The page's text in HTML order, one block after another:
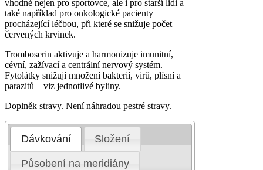
vhodné nejen pro sportovce, ale i pro starší lidi a
také například pro onkologické pacienty
procházející léčbou, při které se snižuje počet
červených krvinek.
Tromboserin aktivuje a harmonizuje imunitní,
cévní, zažívací a centrální nervový systém.
Fytolátky snižují množení bakterií, virů, plísní a
parazitů – viz jednotlivé byliny.
Doplněk stravy. Není náhradou pestré stravy.
Dávkování Složení
Působení na meridiány